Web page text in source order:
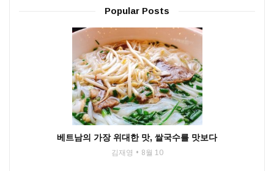
Popular Posts
베트남의 가장 위대한 맛, 쌀국수를 맛보다
김재영 8월 10